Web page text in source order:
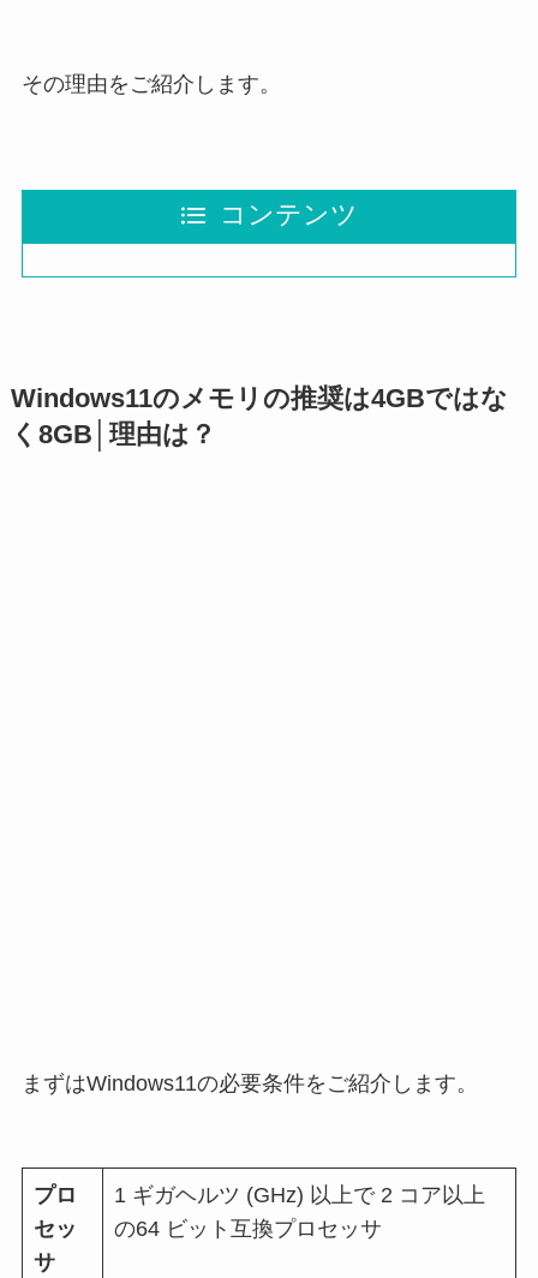
その理由をご紹介します。
コンテンツ
Windows11のメモリの推奨は4GBではな
く8GB│理由は？
まずはWindows11の必要条件をご紹介します。
プロ
セッ
サ
1 ギガヘルツ (GHz) 以上で 2 コア以上
の64 ビット互換プロセッサ